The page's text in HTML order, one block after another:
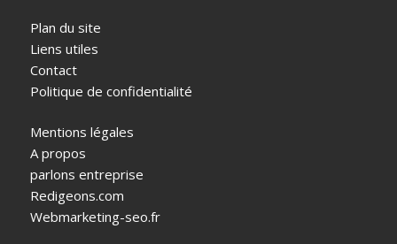
Plan du site
Liens utiles
Contact
Politique de confidentialité
Mentions légales
A propos
parlons entreprise
Redigeons.com
Webmarketing-seo.fr